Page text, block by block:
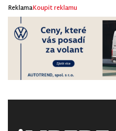
ReklamaKoupit reklamu